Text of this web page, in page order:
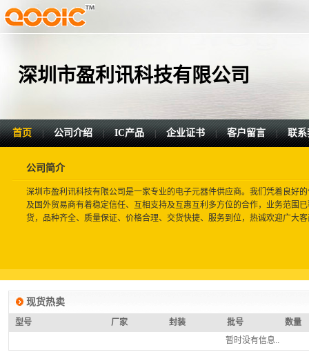
深圳市盈利讯科技有限公司
首页 | 公司介绍 | IC产品 | 企业证书 | 客户留言 | 联系
公司简介
深圳市盈利讯科技有限公司是一家专业的电子元器件供应商。我们凭着良好
及国外贸易商有着稳定信任、互相支持及互惠互利多方位的合作，业务范围
货，品种齐全、质量保证、价格合理、交货快捷、服务到位，热诚欢迎广大
现货热卖
型号 厂家 封装 批号
数量
暂时没有信息..